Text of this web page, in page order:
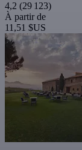
4,2 (29 123)
À partir de
11,51 $US